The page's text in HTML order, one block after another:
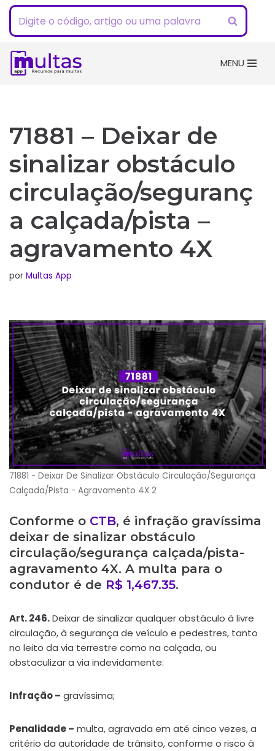
Pular
para
conteúdo
MENU
71881 – Deixar de
sinalizar obstáculo
circulação/seguranç
a calçada/pista –
agravamento 4X
por Multas App
71881 - Deixar De Sinalizar Obstáculo Circulação/Segurança
Calçada/Pista - Agravamento 4X 2
Conforme o CTB, é infração gravíssima
deixar de sinalizar obstáculo
circulação/segurança calçada/pista-
agravamento 4X. A multa para o
condutor é de R$ 1,467.35.
Art. 246.Deixar de sinalizar qualquer obstáculo à livre
circulação, à segurança de veículo e pedestres, tanto
no leito da via terrestre como na calçada, ou
obstaculizar a via indevidamente:
Infração – gravíssima;
Penalidade – multa, agravada em até cinco vezes, a
critério da autoridade de trânsito, conforme o risco à